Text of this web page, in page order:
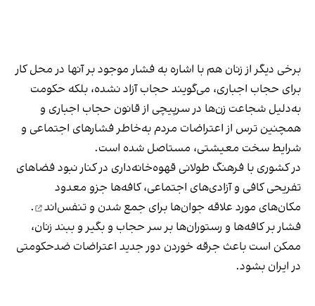
برخی دیگر از زنان هم با اشاره به فشار موجود بر آنها در محل کار
برای حجاب اجباری، می‌گویند حجاب آزاد نشده، بلکه حکومت
به‌دلیل شجاعت زن‌ها در سرپیچی از قانون حجاب اجباری و
همچنین ترس از اعتراضات مردم به‌خاطر فشارهای اجتماعی و
شرایط سخت معیشتی، مستاصل شده است.
در کشوری با فرهنگ طولانی قهوه‌‌خانه‌داری در کنار نبود فضاهای
تفریحی کافی و آزادی‌های اجتماعی، کافه‌ها جزو معدود
مکان‌های مورد علاقه جوان‌ها برای جمع شدن و تنفس‌اند
.
فشار بر کافه‌ها و رستوران‌ها بر سر حجاب و بگیر و ببند زنان،
ممکن است باعث جرقه خوردن دور جدید اعتراضات ضدحکومتی
در ایران بشود.